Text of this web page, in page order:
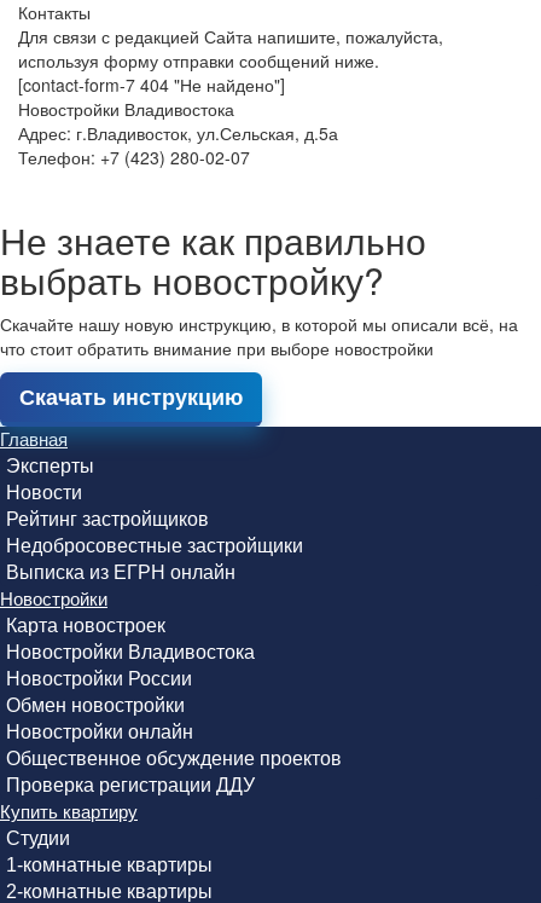
Контакты
Для связи с редакцией Сайта напишите, пожалуйста,
используя форму отправки сообщений ниже.
[contact-form-7 404 "Не найдено"]
Новостройки Владивостока
Адрес: г.Владивосток, ул.Сельская, д.5а
Телефон: +7 (423) 280-02-07
Не знаете как правильно
выбрать новостройку?
Скачайте нашу новую инструкцию, в которой мы описали всё, на
что стоит обратить внимание при выборе новостройки
Скачать инструкцию
Главная
Эксперты
Новости
Рейтинг застройщиков
Недобросовестные застройщики
Выписка из ЕГРН онлайн
Новостройки
Карта новостроек
Новостройки Владивостока
Новостройки России
Обмен новостройки
Новостройки онлайн
Общественное обсуждение проектов
Проверка регистрации ДДУ
Купить квартиру
Студии
1-комнатные квартиры
2-комнатные квартиры